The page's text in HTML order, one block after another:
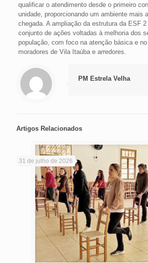
qualificar o atendimento desde o primeiro
unidade, proporcionando um ambiente mais
chegada. A ampliação da estrutura da ESF 2
conjunto de ações voltadas à melhoria dos
população, com foco na atenção básica e
moradores de Vila Itaúba e arredores.
PM Estrela Velha
Artigos Relacionados
31 de julho de 2026